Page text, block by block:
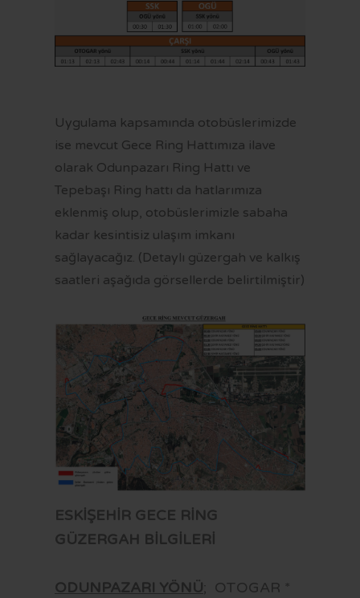
Uygulama kapsamında otobüslerimizde
ise mevcut Gece Ring Hattımıza ilave
olarak Odunpazarı Ring Hattı ve
Tepebaşı Ring hattı da hatlarımıza
eklenmiş olup, otobüslerimizle sabaha
kadar kesintisiz ulaşım imkanı
sağlayacağız. (Detaylı güzergah ve kalkış
saatleri aşağıda görsellerde belirtilmiştir)
ESKİŞEHİR GECE RİNG
GÜZERGAH BİLGİLERİ
ODUNPAZARI YÖNÜ; OTOGAR *